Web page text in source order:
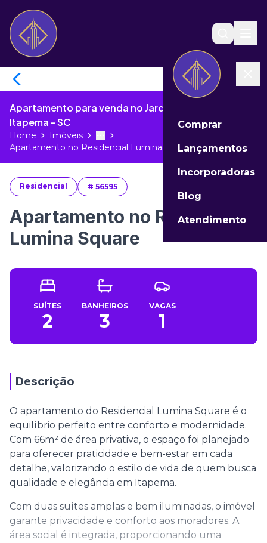
Comprar
Lançamentos
Incorporadoras
Blog
Atendimento
Apartamento para venda no Jardim Praia Mar de
Itapema - SC
Home Imóveis More
Toggle menu
Apartamento no Residencial Lumina S...
Residencial # 56595
Apartamento no Residencial
Lumina Square
SUÍTES
2
BANHEIROS
3
VAGAS
1
Descrição
O apartamento do Residencial Lumina Square é o
equilíbrio perfeito entre conforto e modernidade.
Com 66m² de área privativa, o espaço foi planejado
para oferecer praticidade e bem-estar em cada
detalhe, valorizando o estilo de vida de quem busca
qualidade e elegância em Itapema.
Com duas suítes amplas e bem iluminadas, o imóvel
garante privacidade e conforto aos moradores. A
área social é integrada, proporcionando uma